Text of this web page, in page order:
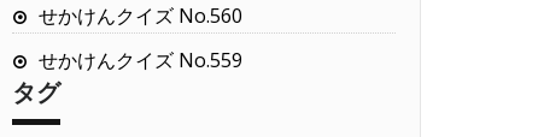
せかけんクイズ No.560
せかけんクイズ No.559
タグ